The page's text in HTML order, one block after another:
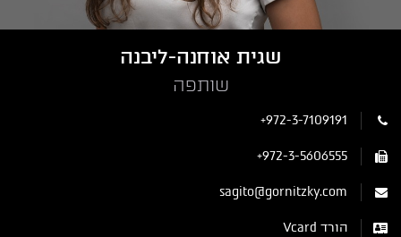
שגית אוחנה-ליבנה
שותפה
+972-3-7109191
+972-3-5606555
sagito@gornitzky.com
הורד Vcard